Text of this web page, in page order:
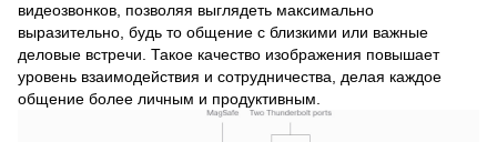
видеозвонков, позволяя выглядеть максимально
выразительно, будь то общение с близкими или важные
деловые встречи. Такое качество изображения повышает
уровень взаимодействия и сотрудничества, делая каждое
общение более личным и продуктивным.